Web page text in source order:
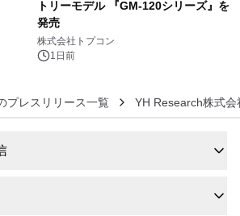
トリーモデル 『GM-120シリーズ』を
発売
株式会社トプコン
1日前
プレスリリース一覧 YH Research株式会